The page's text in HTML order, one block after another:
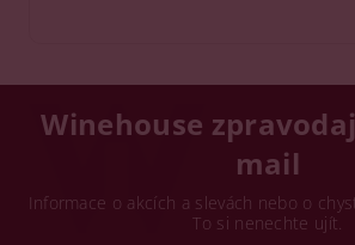
Winehouse
mail
Informace o akcích a slevách nebo o
To si nenechte ujít.